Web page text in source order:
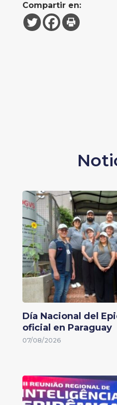
Compartir en:
Día Nacional del
oficial en Paraguay
07/08/2026